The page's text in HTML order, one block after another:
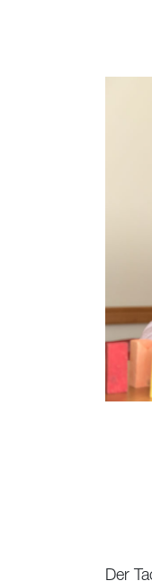
Der